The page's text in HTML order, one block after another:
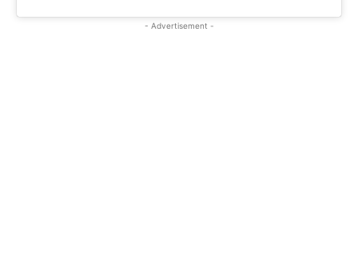
- Advertisement -